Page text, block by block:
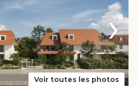
›
Voir toutes les photos